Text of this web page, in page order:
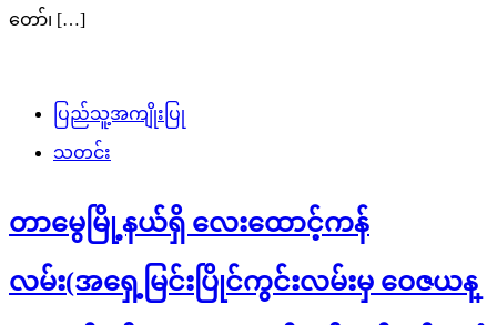
တော်၊ […]
ပြည်သူ့အကျိုးပြု
သတင်း
တာမွေမြို့နယ်ရှိ လေးထောင့်ကန်
လမ်း(အရှေ့မြင်းပြိုင်ကွင်းလမ်းမှ ဝေဇယန္